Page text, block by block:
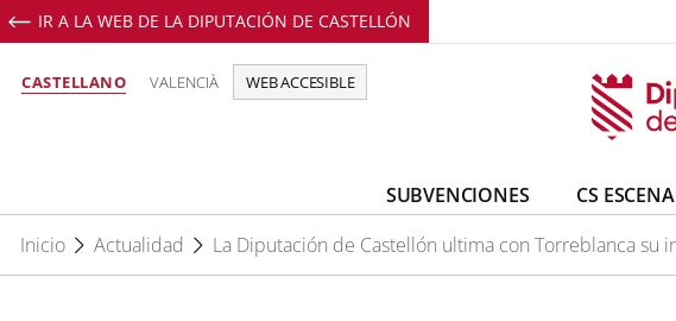
IR A LA WEB DE LA DIPUTACIÓN DE CASTELLÓN
CASTELLANO VALENCIÀ WEB ACCESIBLE
SUBVENCIONES CS
Inicio
Actualidad La Diputación de Castellón ultima con Torreblanca su